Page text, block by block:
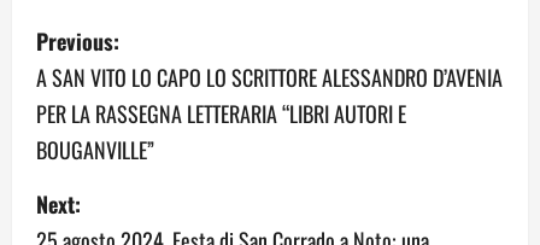
P
o
s
t
n
Previous:
A SAN VITO LO CAPO LO SCRITTORE ALESSANDRO D’AVENIA
PER LA RASSEGNA LETTERARIA “LIBRI AUTORI E
BOUGANVILLE”
Next: